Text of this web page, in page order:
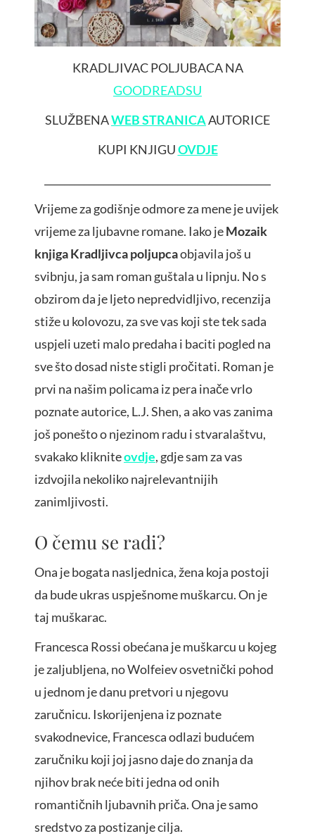
KRADLJIVAC POLJUBACA NA
GOODREADSU
SLUŽBENAWEB STRANICAAUTORICE
KUPI KNJIGUOVDJE
Vrijeme za godišnje odmore za mene je uvijek
vrijeme za ljubavne romane. Iako jeMozaik
knjigaKradljivca poljupcaobjavila još u
svibnju, ja sam roman guštala u lipnju. No s
obzirom da je ljeto nepredvidljivo, recenzija
stiže u kolovozu, za sve vas koji ste tek sada
uspjeli uzeti malo predaha i baciti pogled na
sve što dosad niste stigli pročitati. Roman je
prvi na našim policama iz pera inače vrlo
poznate autorice, L.J. Shen, a ako vas zanima
još ponešto o njezinom radu i stvaralaštvu,
svakako klikniteovdje, gdje sam za vas
izdvojila nekoliko najrelevantnijih
zanimljivosti.
O čemu se radi?
Ona je bogata nasljednica, žena koja postoji
da bude ukras uspješnome muškarcu. On je
taj muškarac.
Francesca Rossi obećana je muškarcu u kojeg
je zaljubljena, no Wolfeiev osvetnički pohod
u jednom je danu pretvori u njegovu
zaručnicu. Iskorijenjena iz poznate
svakodnevice, Francesca odlazi budućem
zaručniku koji joj jasno daje do znanja da
njihov brak neće biti jedna od onih
romantičnih ljubavnih priča. Ona je samo
sredstvo za postizanje cilja.